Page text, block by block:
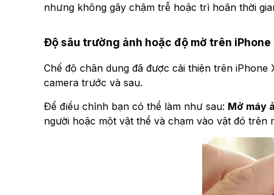
nhưng không gây chậm trễ hoặc trì hoãn thời
Độ sâu trường ảnh hoặc độ mờ trên iPhone
Chế độ chân dung đã được cải thiện trên
camera trước và sau.
Để điều chỉnh bạn có thể làm như sau: Mở máy
người hoặc một vật thể và chạm vào vật đó trên